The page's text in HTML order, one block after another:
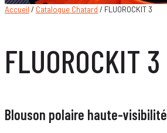
Accueil / Catalogue Chatard / FLUOROCKIT 3
FLUOROCKIT 3
Blouson polaire haute-visibilité